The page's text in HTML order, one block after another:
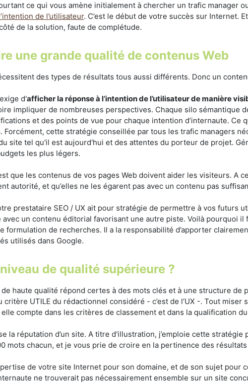
ce qui vous amène initialement à chercher un trafic manager
de l’utilisateur. C’est le début de votre succès sur Internet.
de la solution, faute de complétude.
une grande qualité de contenus Web
des types de résultats tous aussi différents. Donc un
d'afficher la réponse à l’intention de l’utilisateur de manière
impliquer de nombreuses perspectives. Chaque silo sémantique
et des points de vue pour chaque intention d’internaute. Ce
cette stratégie conseillée par tous les trafic managers
site tel qu'il est aujourd'hui et des attentes du porteur de projet.
les plus légers.
que les contenus de vos pages Web doivent aider les visiteurs. A
autorité, et qu’elles ne les égarent pas avec un contenu pas
prestataire SEO / UX ait pour stratégie de permettre à vos futurs
un contenu éditorial favorisant une autre piste. Voilà pourquoi
formulation de recherches. Il a la responsabilité d’apporter
utilisés dans Google.
de qualité supérieure ?
haute qualité répond certes à des mots clés et à une structure de
UTILE du rédactionnel considéré - c’est de l’UX -. Tout miser
compte dans les critères de classement et dans la qualification
la réputation d’un site. A titre d'illustration, j’emploie cette
mots chacun, et je vous prie de croire en la pertinence des résultats
de votre site Internet pour son domaine, et de son sujet pour
ne trouverait pas nécessairement ensemble sur un site